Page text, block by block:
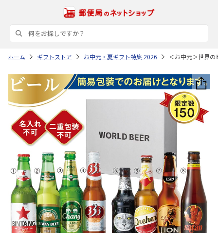
ホーム ギフトストア お中元・夏ギフト特集 2026 ＜お中元＞世界の